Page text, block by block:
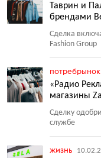
Таврин и
брендами
Сделка
Fashion Group
потребрынок
«Радио
магазины
Сделку
службе
жизнь